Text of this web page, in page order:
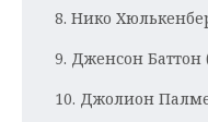
8. Нико
9. Дженсон Баттон
10. Джолион